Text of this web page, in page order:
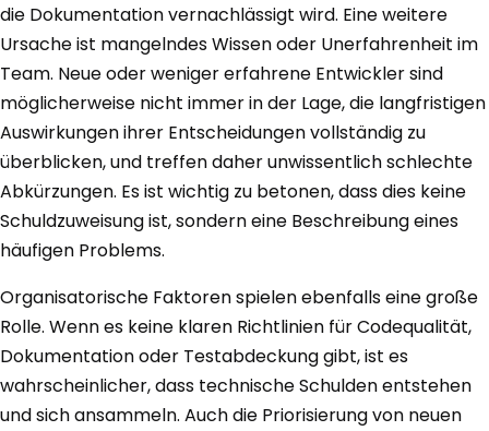
die Dokumentation vernachlässigt wird. Eine weitere
Ursache ist mangelndes Wissen oder Unerfahrenheit im
Team. Neue oder weniger erfahrene Entwickler sind
möglicherweise nicht immer in der Lage, die langfristigen
Auswirkungen ihrer Entscheidungen vollständig zu
überblicken, und treffen daher unwissentlich schlechte
Abkürzungen. Es ist wichtig zu betonen, dass dies keine
Schuldzuweisung ist, sondern eine Beschreibung eines
häufigen Problems.
Organisatorische Faktoren spielen ebenfalls eine große
Rolle. Wenn es keine klaren Richtlinien für Codequalität,
Dokumentation oder Testabdeckung gibt, ist es
wahrscheinlicher, dass technische Schulden entstehen
und sich ansammeln. Auch die Priorisierung von neuen